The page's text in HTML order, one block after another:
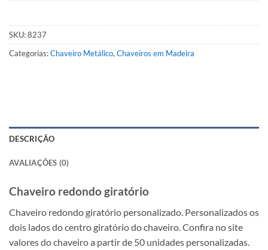
SKU:8237
Categorias:Chaveiro Metálico,Chaveiros em Madeira
DESCRIÇÃO
AVALIAÇÕES (0)
Chaveiro redondo giratório
Chaveiro redondo giratório personalizado. Personalizados os
dois lados do centro giratório do chaveiro. Confira no site
valores do chaveiro a partir de 50 unidades personalizadas.